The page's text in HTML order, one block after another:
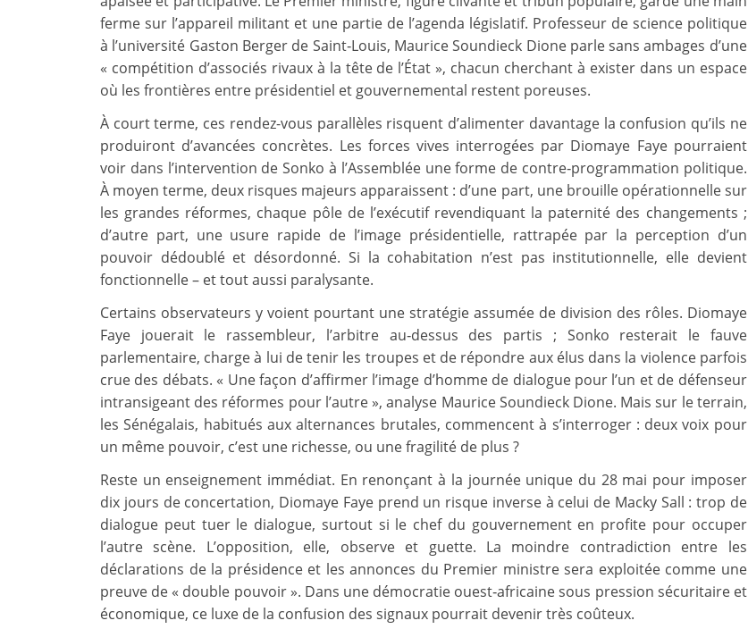
ferme sur l’appareil militant et une partie de l’agenda législatif. Professeur de science politique
à l’université Gaston Berger de Saint‑Louis, Maurice Soundieck Dione parle sans ambages d’une
« compétition d’associés rivaux à la tête de l’État », chacun cherchant à exister dans un espace
où les frontières entre présidentiel et gouvernemental restent poreuses.
À court terme, ces rendez-vous parallèles risquent d’alimenter davantage la confusion qu’ils ne
produiront d’avancées concrètes. Les forces vives interrogées par Diomaye Faye pourraient
voir dans l’intervention de Sonko à l’Assemblée une forme de contre‑programmation politique.
À moyen terme, deux risques majeurs apparaissent : d’une part, une brouille opérationnelle sur
les grandes réformes, chaque pôle de l’exécutif revendiquant la paternité des changements ;
d’autre part, une usure rapide de l’image présidentielle, rattrapée par la perception d’un
pouvoir dédoublé et désordonné. Si la cohabitation n’est pas institutionnelle, elle devient
fonctionnelle – et tout aussi paralysante.
Certains observateurs y voient pourtant une stratégie assumée de division des rôles. Diomaye
Faye jouerait le rassembleur, l’arbitre au‑dessus des partis ; Sonko resterait le fauve
parlementaire, charge à lui de tenir les troupes et de répondre aux élus dans la violence parfois
crue des débats. « Une façon d’affirmer l’image d’homme de dialogue pour l’un et de défenseur
intransigeant des réformes pour l’autre », analyse Maurice Soundieck Dione. Mais sur le terrain,
les Sénégalais, habitués aux alternances brutales, commencent à s’interroger : deux voix pour
un même pouvoir, c’est une richesse, ou une fragilité de plus ?
Reste un enseignement immédiat. En renonçant à la journée unique du 28 mai pour imposer
dix jours de concertation, Diomaye Faye prend un risque inverse à celui de Macky Sall : trop de
dialogue peut tuer le dialogue, surtout si le chef du gouvernement en profite pour occuper
l’autre scène. L’opposition, elle, observe et guette. La moindre contradiction entre les
déclarations de la présidence et les annonces du Premier ministre sera exploitée comme une
preuve de « double pouvoir ». Dans une démocratie ouest‑africaine sous pression sécuritaire et
économique, ce luxe de la confusion des signaux pourrait devenir très coûteux.